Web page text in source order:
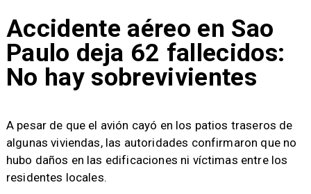
Accidente aéreo en Sao
Paulo deja 62 fallecidos:
No hay sobrevivientes
​A pesar de que el avión cayó en los patios traseros de
algunas viviendas, las autoridades confirmaron que no
hubo daños en las edificaciones ni víctimas entre los
residentes locales.